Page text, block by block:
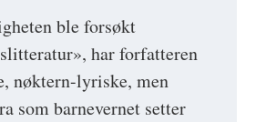
ble forsøkt
har forfatteren
nøktern-lyriske, men
som barnevernet setter